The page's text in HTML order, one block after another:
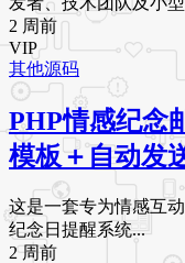
2 周前
VIP
其他源码
PHP情感纪念
模板＋自动发
这是一套专为情感互
纪念日提醒系统...
2 周前